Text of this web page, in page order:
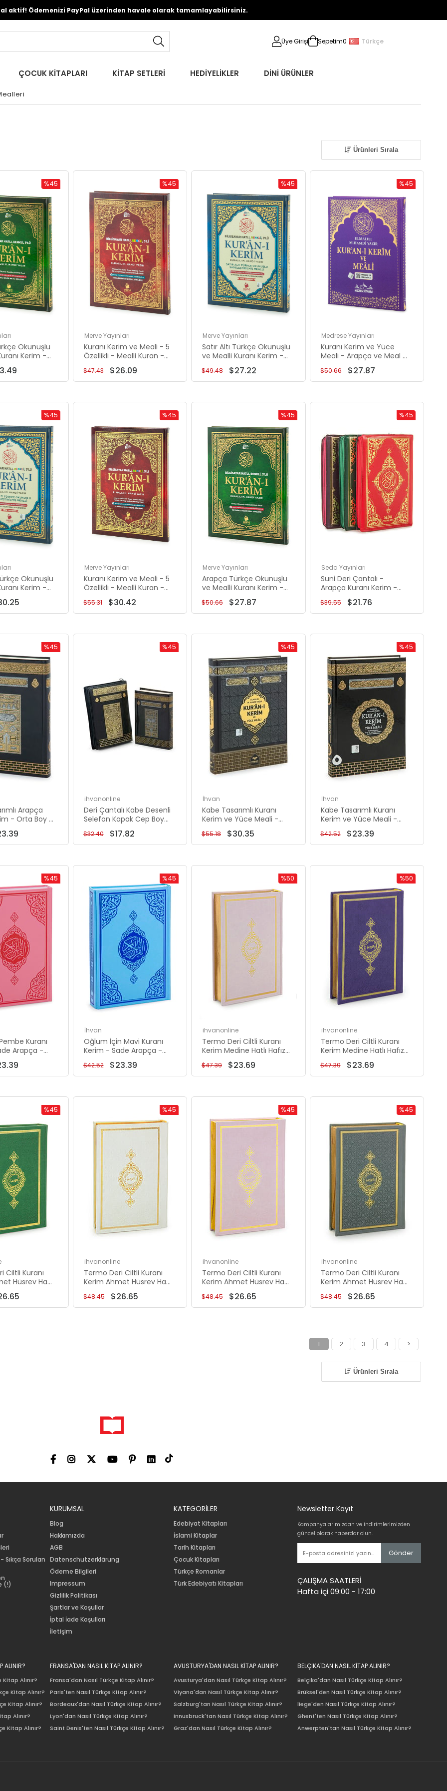
aktif! Ödemenizi PayPal üzerinden havale olarak tamamlayabilirsiniz.
Üye Girişi Sepetim0 Türkçe
ÇOCUK KİTAPLARI KİTAP SETLERİ HEDİYELİKLER DİNİ ÜRÜNLER
Ürünleri Sırala
Okunuşlu
Kerim -
- Rahle Boy -
Merve
%45
%45İndirim
Merve Yayınları
Kuranı Kerim ve Meali - 5
Özellikli - Mealli Kuran -
Rahle Boy - Bordo Renk -
Merve Yayınları
$26.09
$47.43
%45
İndirim
%45İndirim
Merve Yayınları
Satır Altı Türkçe Okunuşlu
ve Mealli Kuranı Kerim -
Üçlü Kuran - Rahle Boy -
Lacivert Renk - Merve
Yayınları
$27.22
$49.48
%45
İndirim
%45İndirim
Medrese Yayınları
Kuranı Kerim ve Yüce
Meali - Arapça ve Meal -
Cami Boy - Lila Renk -
Medrese Kitabevi
$27.87
$50.66
%45
%45İndirim
Okunuşlu
Kerim -
- Cami Boy -
- Merve
%45
İndirim
%45İndirim
Merve Yayınları
Kuranı Kerim ve Meali - 5
Özellikli - Mealli Kuran -
Cami Boy - Bordo Renk -
Merve Yayınları
$30.42
$55.31
%45
İndirim
%45İndirim
Merve Yayınları
Arapça Türkçe Okunuşlu
ve Mealli Kuranı Kerim -
Üçlü Kuran - Cami Boy -
Yeşil Renk - Merve
Yayınları
$27.87
$50.66
%45
İndirim
%45İndirim
Seda Yayınları
Suni Deri Çantalı -
Arapça Kuranı Kerim -
Çanta Boy - Bilgisayar
Hatlı
$21.76
$39.55
%45
%45İndirim
Arapça
-
%45
İndirim
%45İndirim
ihvanonline
Deri Çantalı Kabe Desenli
Selefon Kapak Cep Boy
Arapça Kuranı Kerim
$17.82
$32.40
%45
İhvan
Kabe Tasarımlı Kuranı
Kerim ve Yüce Meali -
Rahle Boy - Bilgisayar
Hatlı
$30.35
$55.18
%45
İndirim
%45İndirim
İhvan
Kabe Tasarımlı Kuranı
Kerim ve Yüce Meali -
Orta Boy - Bilgisayar Hatlı
$23.39
$42.52
%45
İndirim
%45İndirim
Kuranı
Arapça -
Sesli Kuran -
%45
İndirim
%45İndirim
İhvan
Oğlum İçin Mavi Kuranı
Kerim - Sade Arapça -
Orta Boy - Sesli Kuran -
Bilgisayar Hatlı
$23.39
$42.52
%45
İndirim
%45İndirim
ihvanonline
Termo Deri Ciltli Kuranı
Kerim Medine Hatlı Hafız
Boy Pembe$23.69
$47.39
%50
İndirim
ihvanonline
Termo Deri Ciltli Kuranı
Kerim Medine Hatlı Hafız
Boy Mor$23.69
$47.39
%50
İndirim
%50İndirim
Ciltli Kuranı
Hüsrev Hatlı
%45
%45İndirim
ihvanonline
Termo Deri Ciltli Kuranı
Kerim Ahmet Hüsrev Hatlı
Hafız Boy Beyaz
$26.65
$48.45
%45
İndirim
ihvanonline
Termo Deri Ciltli Kuranı
Kerim Ahmet Hüsrev Hatlı
Hafız Boy Pembe
$26.65
$48.45
%45
İndirim
%45İndirim
ihvanonline
Termo Deri Ciltli Kuranı
Kerim Ahmet Hüsrev Hatlı
Hafız Boy Gri$26.65
$48.45
%45
İndirim
%45İndirim
1 2 3 4 >
Ürünleri Sırala
Sıkça Sorulan
(!)
KURUMSAL
Blog
Hakkımızda
AGB
Datenschutzerklärung
Ödeme Bilgileri
Impressum
Gizlilik Politikası
Şartlar ve Koşullar
İptal İade Koşulları
İletişim
KATEGORİLER
Edebiyat Kitapları
İslami Kitaplar
Tarih Kitapları
Çocuk Kitapları
Türkçe Romanlar
Türk Edebiyatı Kitapları
Newsletter Kayıt
Kampanyalarımızdan ve indirimlerimizden
güncel olarak haberdar olun.
Gönder
ÇALIŞMA SAATLERİ
Hafta içi 09:00 - 17:00
ALINIR?
Alınır?
Kitap Alınır?
Kitap Alınır?
Alınır?
Kitap Alınır?
FRANSA'DAN NASIL KİTAP ALINIR?
Fransa'dan Nasıl Türkçe Kitap Alınır?
Paris'ten Nasıl Türkçe Kitap Alınır?
Bordeaux'dan Nasıl Türkçe Kitap Alınır?
Lyon'dan Nasıl Türkçe Kitap Alınır?
Saint Denis'ten Nasıl Türkçe Kitap Alınır?
AVUSTURYA'DAN NASIL KİTAP ALINIR?
Avusturya'dan Nasıl Türkçe Kitap Alınır?
Viyana'dan Nasıl Türkçe Kitap Alınır?
Salzburg'tan Nasıl Türkçe Kitap Alınır?
Innusbruck'tan Nasıl Türkçe Kitap Alınır?
Graz'dan Nasıl Türkçe Kitap Alınır?
BELÇİKA'DAN NASIL KİTAP ALINIR?
Belçika'dan Nasıl Türkçe Kitap Alınır?
Brüksel'den Nasıl Türkçe Kitap Alınır?
liege'den Nasıl Türkçe Kitap Alınır?
Ghent'ten Nasıl Türkçe Kitap Alınır?
Anwerpten'tan Nasıl Türkçe Kitap Alınır?